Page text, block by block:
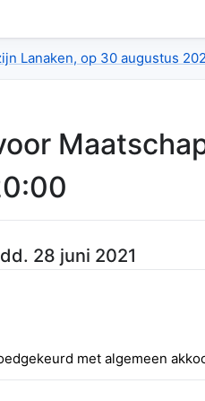
Lanaken, op 30 augustus
28 juni 2021
met algemeen